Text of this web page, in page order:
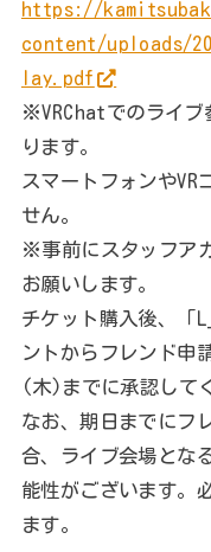
https://
content/uploads/
lay.pdf
※VRChatでのライブ
ります。
スマートフォンやVR
せん。
※事前にスタッフア
お願いします。
チケット購入後、「
ントからフレンド申
(木)までに承認して
なお、期日までにフ
合、ライブ会場とな
能性がございます。
ます。